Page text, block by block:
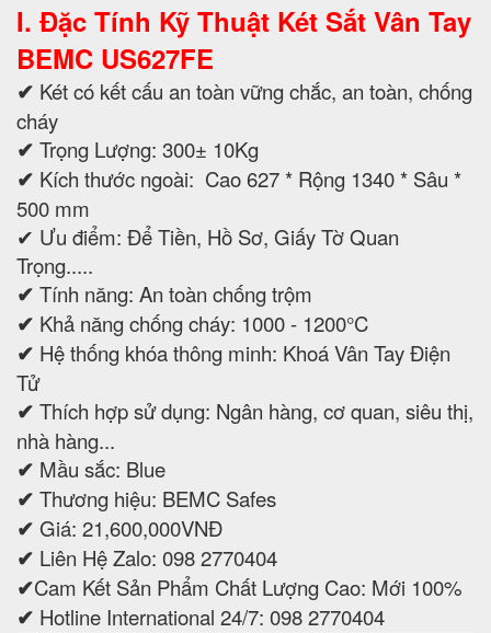
I. Đặc Tính Kỹ Thuật Két Sắt Vân Tay
BEMC US627FE
✔ Két có kết cấu an toàn vững chắc, an toàn, chống
cháy
✔ Trọng Lượng: 300± 10Kg
✔ Kích thước ngoài: Cao 627 * Rộng 1340 * Sâu *
500 mm
✔ Ưu điểm: Để Tiền, Hồ Sơ, Giấy Tờ Quan
Trọng.....
✔ Tính năng: An toàn chống trộm
✔ Khả năng chống cháy: 1000 - 1200°C
✔ Hệ thống khóa thông minh: Khoá Vân Tay Điện
Tử
✔ Thích hợp sử dụng: Ngân hàng, cơ quan, siêu thị,
nhà hàng...
✔ Mầu sắc: Blue
✔ Thương hiệu: BEMC Safes
✔ Giá: 21,600,000VNĐ
✔ Liên Hệ Zalo: 098 2770404
✔Cam Kết Sản Phẩm Chất Lượng Cao: Mới 100%
✔ Hotline International 24/7: 098 2770404